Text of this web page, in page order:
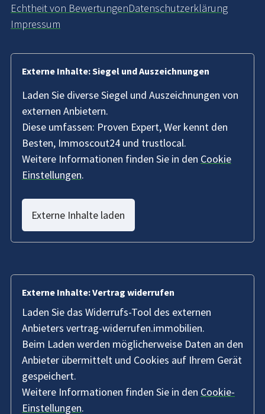
Echtheit von BewertungenDatenschutzerklärung
Impressum
Externe Inhalte: Siegel und Auszeichnungen
Laden Sie diverse Siegel und Auszeichnungen von
externen Anbietern.
Diese umfassen: Proven Expert, Wer kennt den
Besten, Immoscout24 und trustlocal.
Weitere Informationen finden Sie in den Cookie
Einstellungen.
Externe Inhalte laden
Externe Inhalte: Vertrag widerrufen
Laden Sie das Widerrufs-Tool des externen
Anbieters vertrag-widerrufen.immobilien.
Beim Laden werden möglicherweise Daten an den
Anbieter übermittelt und Cookies auf Ihrem Gerät
gespeichert.
Weitere Informationen finden Sie in den Cookie-
Einstellungen.